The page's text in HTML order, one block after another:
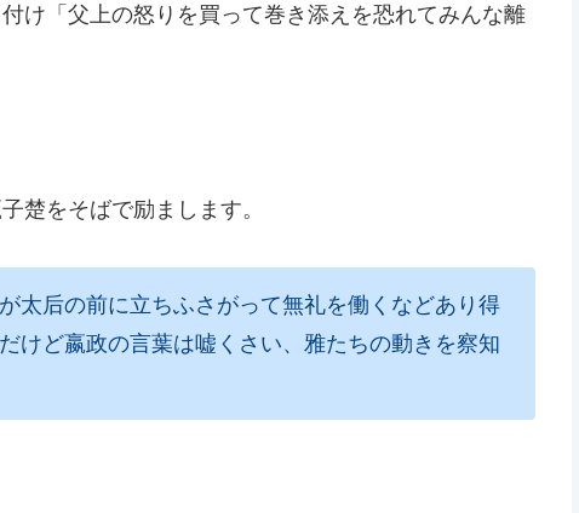
け「父上の怒りを買って巻き添えを恐れてみんな離
楚をそばで励まします。
太后の前に立ちふさがって無礼を働くなどあり得
けど嬴政の言葉は嘘くさい、雅たちの動きを察知